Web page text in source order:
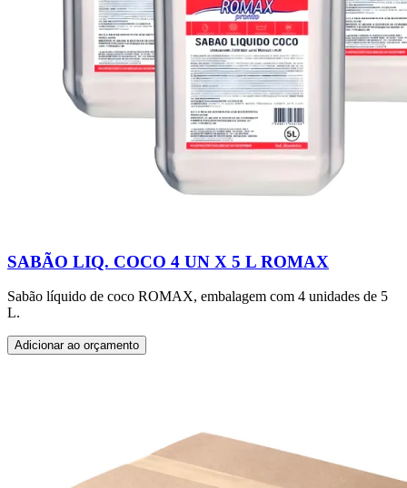
SABÃO LIQ. COCO 4 UN X 5 L ROMAX
Sabão líquido de coco ROMAX, embalagem com 4 unidades de 5
L.
Adicionar ao orçamento